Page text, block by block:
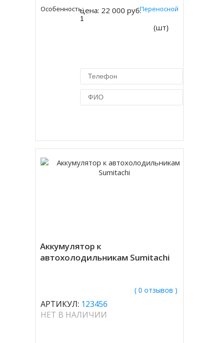
Особенность: Переносной
цена: 22 000 руб.
(шт)
Аккумулятор к
автохолодильникам Sumitachi
( 0 отзывов )
АРТИКУЛ: 123456
НЕТ В НАЛИЧИИ